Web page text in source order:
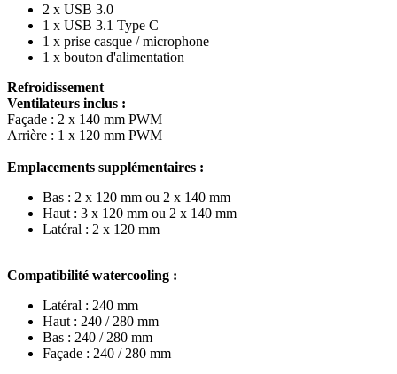
2 x USB 3.0
1 x USB 3.1 Type C
1 x prise casque / microphone
1 x bouton d'alimentation
Refroidissement
Ventilateurs inclus :
Façade : 2 x 140 mm PWM
Arrière : 1 x 120 mm PWM
Emplacements supplémentaires :
Bas : 2 x 120 mm ou 2 x 140 mm
Haut : 3 x 120 mm ou 2 x 140 mm
Latéral : 2 x 120 mm
Compatibilité watercooling :
Latéral : 240 mm
Haut : 240 / 280 mm
Bas : 240 / 280 mm
Façade : 240 / 280 mm